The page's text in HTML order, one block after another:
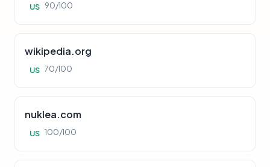
US 90/100
wikipedia.org
US 70/100
nuklea.com
US 100/100